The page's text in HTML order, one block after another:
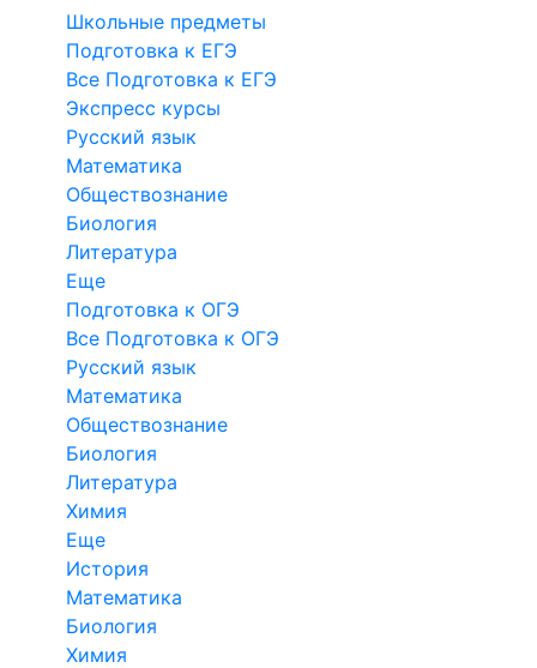
Школьные предметы
Подготовка к ЕГЭ
Все Подготовка к ЕГЭ
Экспресс курсы
Русский язык
Математика
Обществознание
Биология
Литература
Еще
Подготовка к ОГЭ
Все Подготовка к ОГЭ
Русский язык
Математика
Обществознание
Биология
Литература
Химия
Еще
История
Математика
Биология
Химия